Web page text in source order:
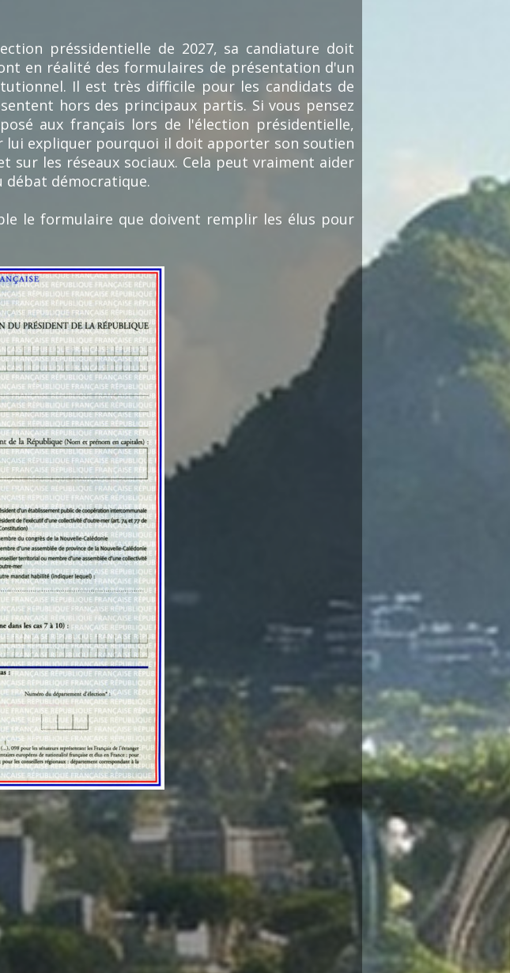
préssidentielle de 2027, sa candiature doit
en réalité des formulaires de présentation d'un
Il est très difficile pour les candidats de
hors des principaux partis. Si vous pensez
aux français lors de l'élection présidentielle,
lui expliquer pourquoi il doit apporter son soutien
sur les réseaux sociaux. Cela peut vraiment aider
débat démocratique.
le formulaire que doivent remplir les élus pour